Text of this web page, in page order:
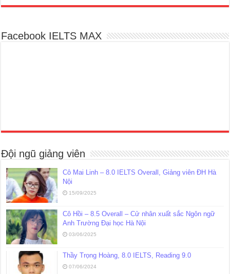
Facebook IELTS MAX
Đội ngũ giảng viên
Cô Mai Linh – 8.0 IELTS Overall, Giảng viên ĐH Hà
Nội
15/09/2025
Cô Hồi – 8.5 Overall – Cử nhân xuất sắc Ngôn ngữ
Anh Trường Đại học Hà Nội
03/06/2025
Thầy Trọng Hoàng, 8.0 IELTS, Reading 9.0
07/06/2024